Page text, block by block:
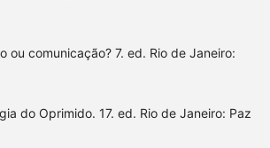
ou comunicação? 7. ed. Rio de Janeiro:
do Oprimido. 17. ed. Rio de Janeiro: Paz